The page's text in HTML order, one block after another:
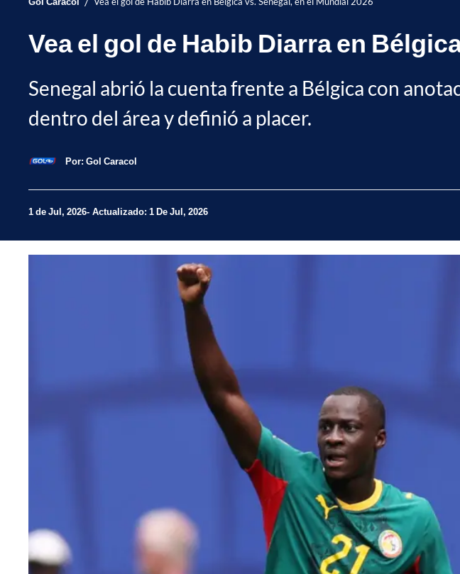
Vea el gol de Habib Diarra en
Senegal abrió la cuenta frente a Bélgica con
dentro del área y definió a placer.
Por: Gol Caracol
1 de Jul, 2026 Actualizado: 1 De Jul, 2026